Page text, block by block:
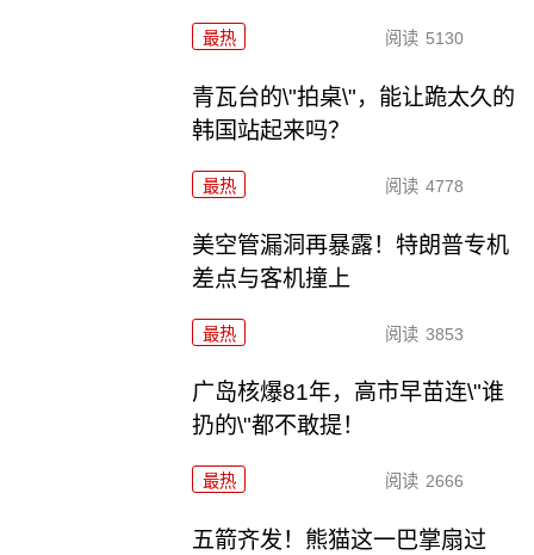
最热 阅读 5130
青瓦台的\"拍桌\"，能让跪太久的
韩国站起来吗？
最热 阅读 4778
美空管漏洞再暴露！特朗普专机
差点与客机撞上
最热 阅读 3853
广岛核爆81年，高市早苗连\"谁
扔的\"都不敢提！
最热 阅读 2666
五箭齐发！熊猫这一巴掌扇过